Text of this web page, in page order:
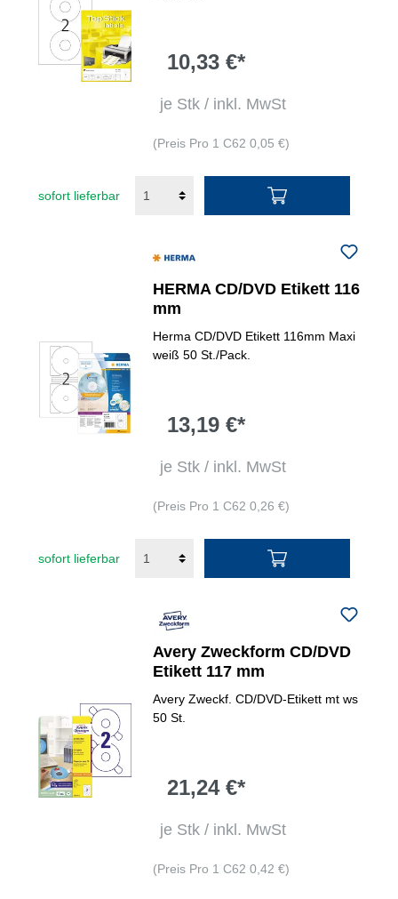
10,33 €*
je Stk / inkl. MwSt
(Preis Pro 1 C62 0,05 €)
sofort lieferbar
HERMA CD/DVD Etikett 116
mm
Herma CD/DVD Etikett 116mm Maxi
weiß 50 St./Pack.
13,19 €*
je Stk / inkl. MwSt
(Preis Pro 1 C62 0,26 €)
sofort lieferbar
Avery Zweckform CD/DVD
Etikett 117 mm
Avery Zweckf. CD/DVD-Etikett mt ws
50 St.
21,24 €*
je Stk / inkl. MwSt
(Preis Pro 1 C62 0,42 €)